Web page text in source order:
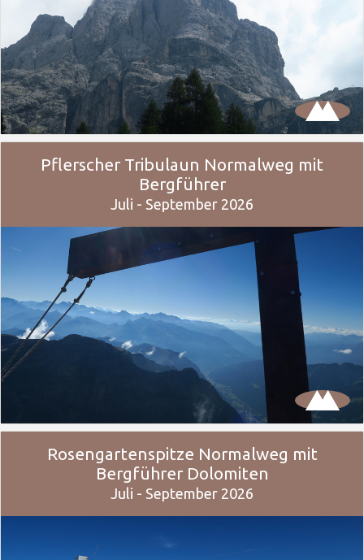
Pflerscher Tribulaun Normalweg mit
Bergführer
Juli - September 2026
Rosengartenspitze Normalweg mit
Bergführer Dolomiten
Juli - September 2026